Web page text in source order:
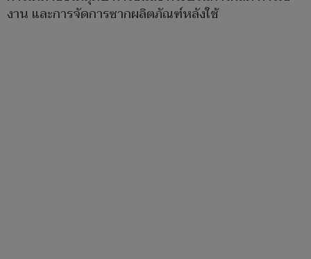
งาน และการจัดการซากผลิตภัณฑ์หลังใช้